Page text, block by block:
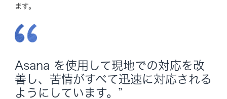
ます。
Asana を使用して現地での対応を改
善し、苦情がすべて迅速に対応される
ようにしています。”